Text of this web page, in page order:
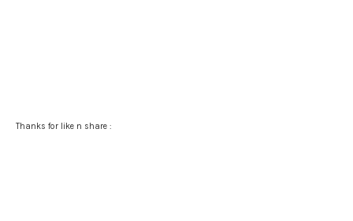
Thanks for like n share :